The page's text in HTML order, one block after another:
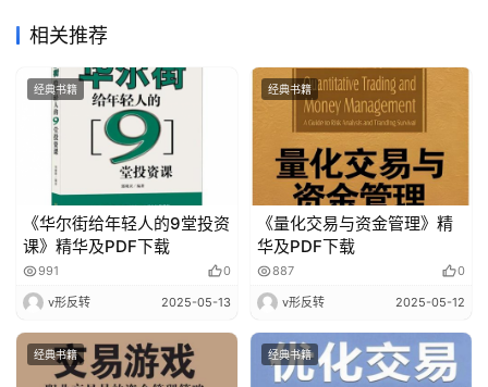
相关推荐
经典书籍
《华尔街给年轻人的9堂投资
课》精华及PDF下载
991 0
v形反转 2025-05-13
经典书籍
《量化交易与资金管理》精
华及PDF下载
887 0
v形反转 2025-05-12
经典书籍 经典书籍